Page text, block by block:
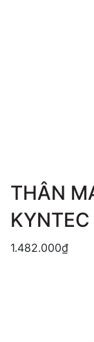
THÂN
KYNTEC
1.482.000₫